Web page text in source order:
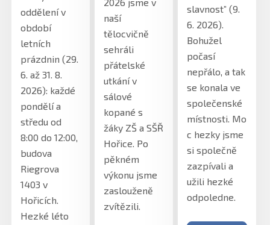
oddělení v
období
letních
prázdnin (29.
6. až 31. 8.
2026): každé
pondělí a
středu od
8:00 do 12:00,
budova
Riegrova
1403 v
Hořicích.
Hezké léto
naší
tělocvičně
sehráli
přátelské
utkání v
sálové
kopané s
žáky ZŠ a SŠŘ
Hořice. Po
pěkném
výkonu jsme
zaslouženě
zvítězili.
slavnost” (9.
6. 2026).
Bohužel
počasí
nepřálo, a tak
se konala ve
společenské
místnosti. Mo
c hezky jsme
si společně
zazpívali a
užili hezké
odpoledne.